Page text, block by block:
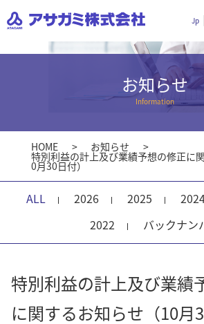
Jp
お知らせ
Information
HOME お知らせ
特別利益の計上及び業績予想の修正に
0月30日付）
ALL 2026 2025
2022
バックナン
特別利益の計上及び業績
に関するお知らせ（10月